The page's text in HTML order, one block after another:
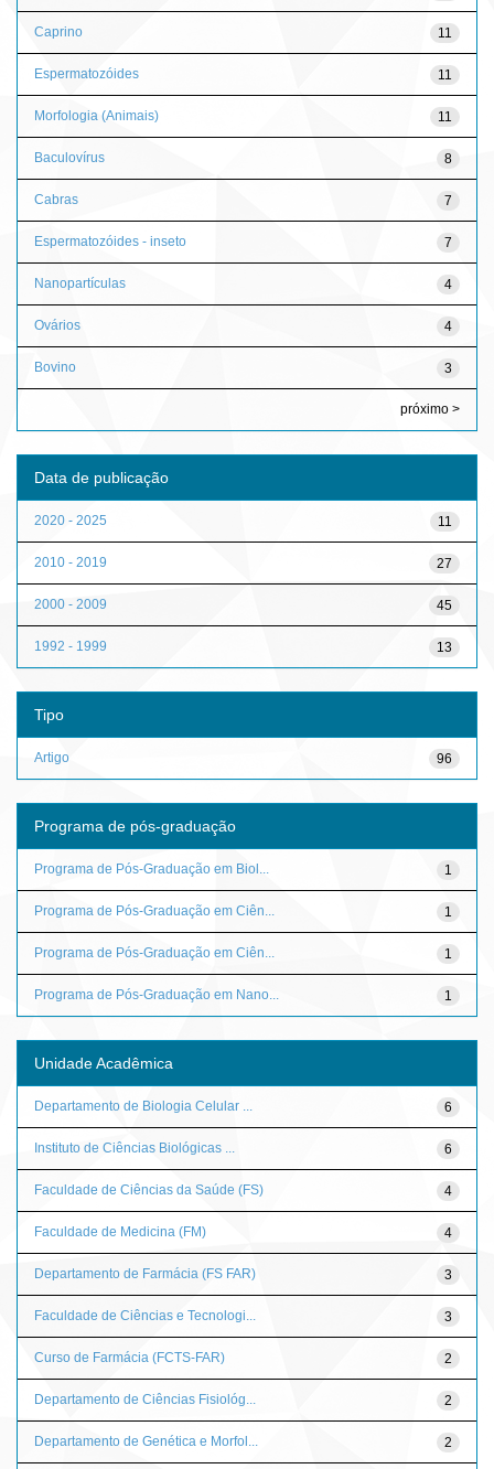
11
Caprino
11
Espermatozóides
11
Morfologia (Animais)
8
Baculovírus
7
Cabras
7
Espermatozóides - inseto
4
Nanopartículas
4
Ovários
3
Bovino
próximo >
Data de publicação
11
2020 - 2025
27
2010 - 2019
45
2000 - 2009
13
1992 - 1999
Tipo
96
Artigo
Programa de pós-graduação
1
Programa de Pós-Graduação em Biol...
1
Programa de Pós-Graduação em Ciên...
1
Programa de Pós-Graduação em Ciên...
1
Programa de Pós-Graduação em Nano...
Unidade Acadêmica
6
Departamento de Biologia Celular ...
6
Instituto de Ciências Biológicas ...
4
Faculdade de Ciências da Saúde (FS)
4
Faculdade de Medicina (FM)
3
Departamento de Farmácia (FS FAR)
3
Faculdade de Ciências e Tecnologi...
2
Curso de Farmácia (FCTS-FAR)
2
Departamento de Ciências Fisiológ...
2
Departamento de Genética e Morfol...